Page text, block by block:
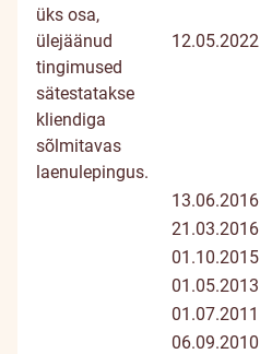
üks osa,
ülejäänud
tingimused
sätestatakse
kliendiga
sõlmitavas
laenulepingus.
12.05.2022
13.06.2016
21.03.2016
01.10.2015
01.05.2013
01.07.2011
06.09.2010